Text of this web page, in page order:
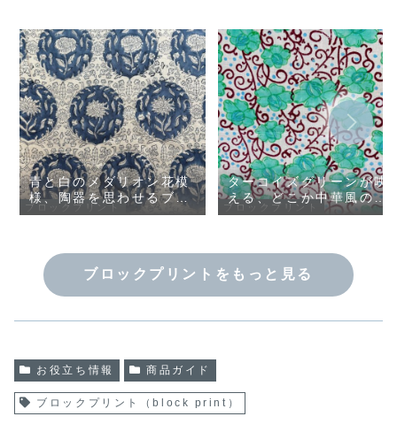
ブロックプリント
青と白のメダリオン花模
様、陶器を思わせるブロ
ックプリント布 インド
ブロックプリント
ターコイズグリーンが映
える、どこか中華風の花
模様ブロックプリント布
ブロックプリントをもっと見る
お役立ち情報 商品ガイド
ブロックプリント（block print）